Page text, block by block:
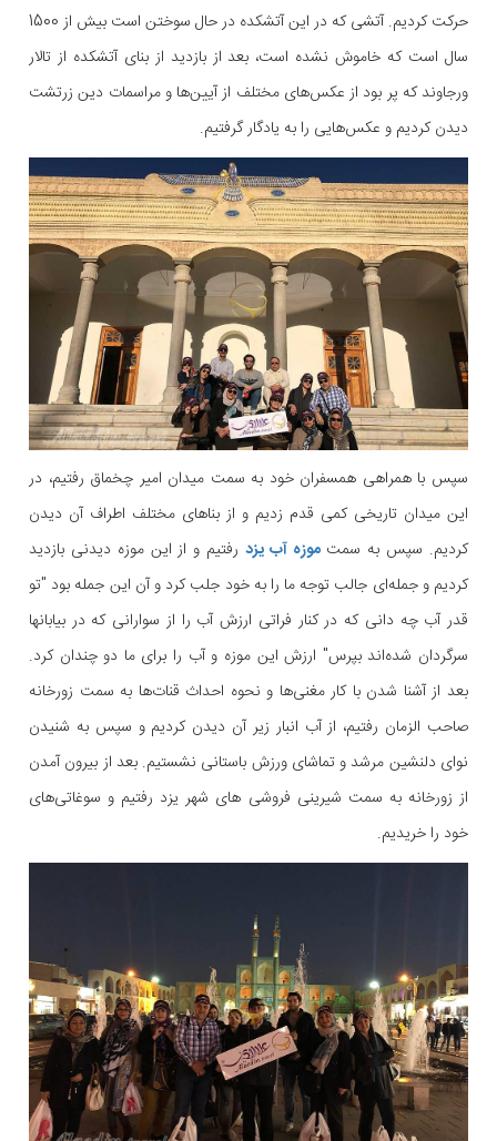
حرکت کردیم. آتشی که در این آتشکده در حال سوختن است بیش از 1500
سال است که خاموش نشده است، بعد از بازدید از بنای آتشکده از تالار
ورجاوند که پر بود از عکس‌های مختلف از آیین‌ها و مراسمات دین زرتشت
دیدن کردیم و عکس‌هایی را به یادگار گرفتیم.
سپس با همراهی همسفران خود به سمت میدان امیر چخماق رفتیم، در
این میدان تاریخی کمی قدم زدیم و از بنا‌های مختلف اطراف آن دیدن
کردیم. سپس به سمتموزه آب یزد رفتیم و از این موزه دیدنی بازدید
کردیم و جمله‌ای جالب توجه ما را به خود جلب کرد و آن این جمله بود "تو
قدر آب چه دانی که در کنار فراتی ارزش آب را از سوارانی که در بیابانها
سرگردان شده‌اند بپرس" ارزش این موزه و آب را برای ما دو چندان کرد.
بعد از آشنا شدن با کار مغنی‌ها و نحوه احداث قنات‌ها به سمت زورخانه
صاحب الزمان رفتیم، از آب انبار زیر آن دیدن کردیم و سپس به شنیدن
نوای دلنشین مرشد و تماشای ورزش باستانی نشستیم. بعد از بیرون آمدن
از زورخانه به سمت شیرینی فروشی های شهر یزد رفتیم و سوغاتی‌های
خود را خریدیم.